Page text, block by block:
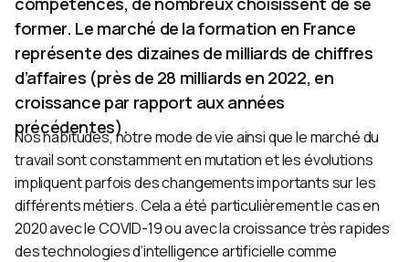
former. Le marché de la formation en France
représente des dizaines de milliards de chiffres
d’affaires (près de 28 milliards en 2022, en
croissance par rapport aux années
précédentes).
Nos habitudes, notre mode de vie ainsi que le marché du
travail sont constamment en mutation et les évolutions
impliquent parfois des changements importants sur les
différents métiers. Cela a été particulièrement le cas en
2020 avec le COVID-19 ou avec la croissance très rapides
des technologies d’intelligence artificielle comme